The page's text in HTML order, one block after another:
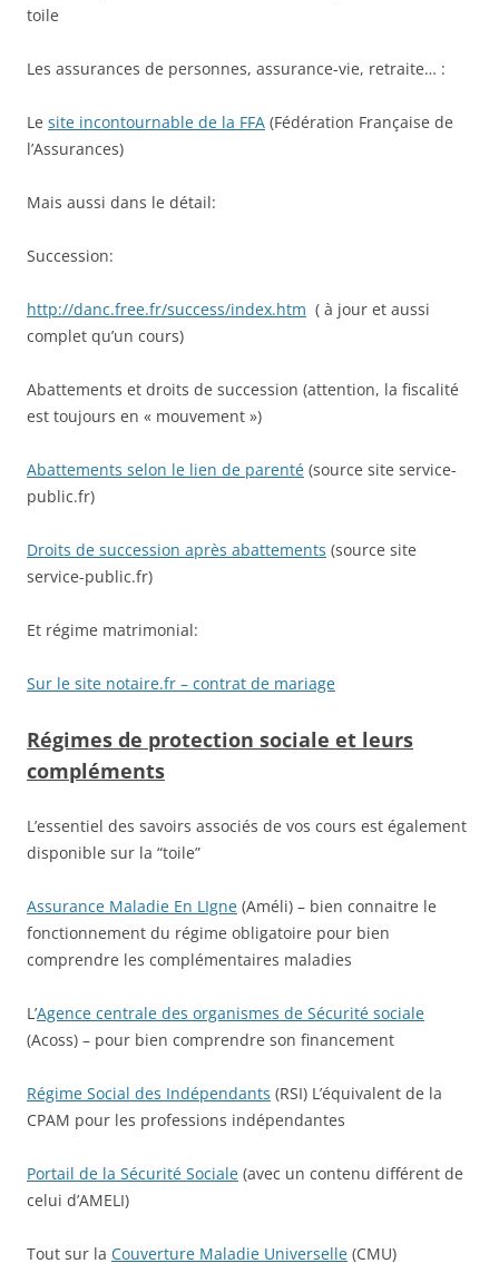
toile
Les assurances de personnes, assurance-vie, retraite… :
Le site incontournable de la FFA (Fédération Française de
l’Assurances)
Mais aussi dans le détail:
Succession:
http://danc.free.fr/success/index.htm ( à jour et aussi
complet qu’un cours)
Abattements et droits de succession (attention, la fiscalité
est toujours en « mouvement »)
Abattements selon le lien de parenté (source site service-
public.fr)
Droits de succession après abattements (source site
service-public.fr)
Et régime matrimonial:
Sur le site notaire.fr – contrat de mariage
Régimes de protection sociale et leurs
compléments
L’essentiel des savoirs associés de vos cours est également
disponible sur la “toile”
Assurance Maladie En LIgne (Améli) – bien connaitre le
fonctionnement du régime obligatoire pour bien
comprendre les complémentaires maladies
L’Agence centrale des organismes de Sécurité sociale
(Acoss) – pour bien comprendre son financement
Régime Social des Indépendants (RSI) L’équivalent de la
CPAM pour les professions indépendantes
Portail de la Sécurité Sociale (avec un contenu différent de
celui d’AMELI)
Tout sur la Couverture Maladie Universelle (CMU)